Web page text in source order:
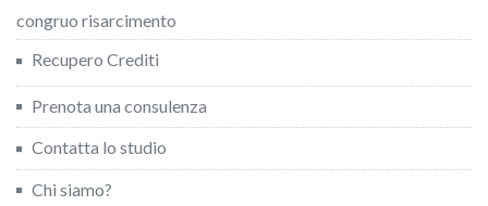
congruo risarcimento
Recupero Crediti
Prenota una consulenza
Contatta lo studio
Chi siamo?